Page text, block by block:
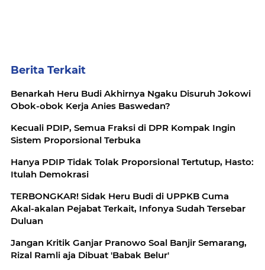
Berita Terkait
Benarkah Heru Budi Akhirnya Ngaku Disuruh Jokowi
Obok-obok Kerja Anies Baswedan?
Kecuali PDIP, Semua Fraksi di DPR Kompak Ingin
Sistem Proporsional Terbuka
Hanya PDIP Tidak Tolak Proporsional Tertutup, Hasto:
Itulah Demokrasi
TERBONGKAR! Sidak Heru Budi di UPPKB Cuma
Akal-akalan Pejabat Terkait, Infonya Sudah Tersebar
Duluan
Jangan Kritik Ganjar Pranowo Soal Banjir Semarang,
Rizal Ramli aja Dibuat 'Babak Belur'